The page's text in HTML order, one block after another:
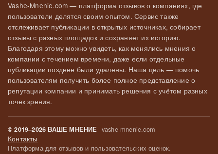
Vashe-Mnenie.com — платформа отзывов о компаниях, где
пользователи делятся своим опытом. Сервис также
отслеживает публикации в открытых источниках, собирает
отзывы с разных площадок и сохраняет их историю.
Благодаря этому можно увидеть, как менялись мнения о
компании с течением времени, даже если отдельные
публикации позднее были удалены. Наша цель — помочь
пользователям получить более полное представление о
репутации компании и принимать решения с учётом разных
точек зрения.
© 2019–2026 ВАШЕ МНЕНИЕ vashe-mnenie.com
Контакты
Платформа для отзывов и пользовательских оценок.